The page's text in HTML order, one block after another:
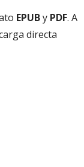
EPUBy PDF. A
directa